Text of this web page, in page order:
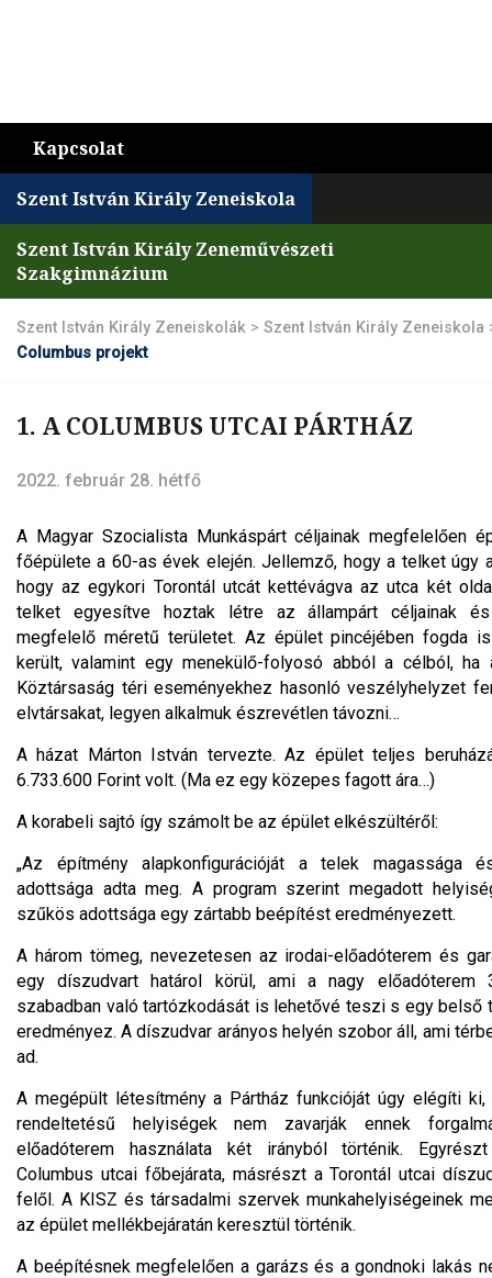
Kapcsolat
Szent István Király Zeneiskola
Szent István Király Zeneművészeti
Szakgimnázium
Szent István Király Zeneiskolák > Szent István Király Zeneiskola
Columbus projekt
1. A COLUMBUS UTCAI PÁRTHÁZ
2022. február 28. hétfő
A Magyar Szocialista Munkáspárt céljainak megfelelően
főépülete a 60-as évek elején. Jellemző, hogy a telket úgy
hogy az egykori Torontál utcát kettévágva az utca két
telket egyesítve hoztak létre az állampárt céljainak és
megfelelő méretű területet. Az épület pincéjében fogda
került, valamint egy menekülő-folyosó abból a célból, ha
Köztársaság téri eseményekhez hasonló veszélyhelyzet
elvtársakat, legyen alkalmuk észrevétlen távozni…
A házat Márton István tervezte. Az épület teljes
6.733.600 Forint volt. (Ma ez egy közepes fagott ára…)
A korabeli sajtó így számolt be az épület elkészültéről:
„Az építmény alapkonfigurációját a telek magassága
adottsága adta meg. A program szerint megadott
szűkös adottsága egy zártabb beépítést eredményezett.
A három tömeg, nevezetesen az irodai-előadóterem és
egy díszudvart határol körül, ami a nagy előadóterem
szabadban való tartózkodását is lehetővé teszi s egy belső
eredményez. A díszudvar arányos helyén szobor áll, ami
ad.
A megépült létesítmény a Pártház funkcióját úgy elégíti ki,
rendeltetésű helyiségek nem zavarják ennek
előadóterem használata két irányból történik.
Columbus utcai főbejárata, másrészt a Torontál utcai
felől. A KISZ és társadalmi szervek munkahelyiségeinek
az épület mellékbejáratán keresztül történik.
A beépítésnek megfelelően a garázs és a gondnoki lakás